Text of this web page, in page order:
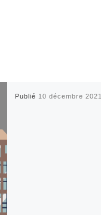
Publié 10 décembre 2021